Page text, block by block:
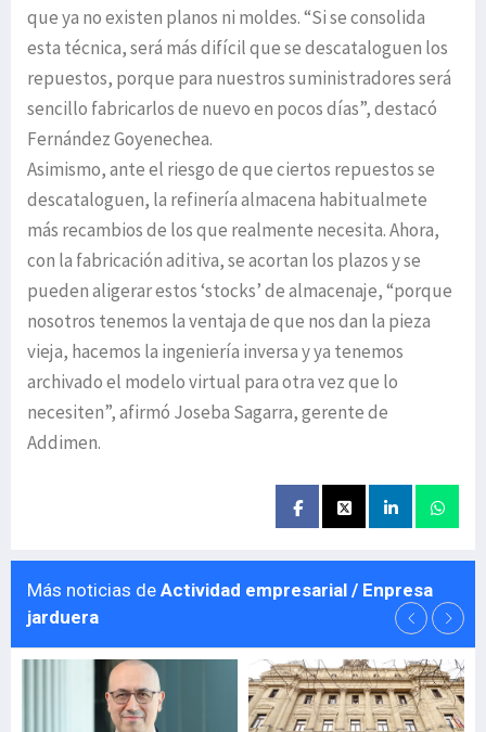
que ya no existen planos ni moldes. “Si se consolida
esta técnica, será más difícil que se descataloguen los
repuestos, porque para nuestros suministradores será
sencillo fabricarlos de nuevo en pocos días”, destacó
Fernández Goyenechea.
Asimismo, ante el riesgo de que ciertos repuestos se
descataloguen, la refinería almacena habitualmete
más recambios de los que realmente necesita. Ahora,
con la fabricación aditiva, se acortan los plazos y se
pueden aligerar estos ‘stocks’ de almacenaje, “porque
nosotros tenemos la ventaja de que nos dan la pieza
vieja, hacemos la ingeniería inversa y ya tenemos
archivado el modelo virtual para otra vez que lo
necesiten”, afirmó Joseba Sagarra, gerente de
Addimen.
Más noticias de Actividad empresarial / Enpresa
jarduera